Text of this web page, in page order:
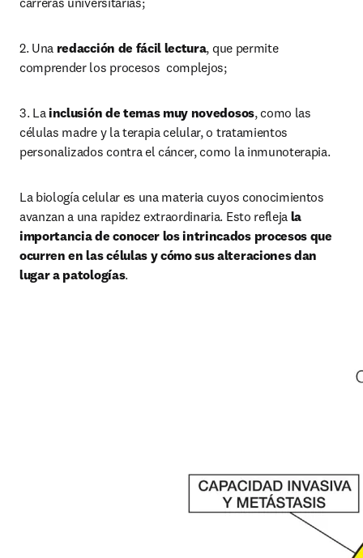
2. Una redacción de fácil lectura, que permite
comprender los procesos  complejos;
3. La inclusión de temas muy novedosos, como las
células madre y la terapia celular, o tratamientos
personalizados contra el cáncer, como la inmunoterapia.
La biología celular es una materia cuyos conocimientos
avanzan a una rapidez extraordinaria. Esto refleja la
importancia de conocer los intrincados procesos que
ocurren en las células y cómo sus alteraciones dan
lugar a patologías.